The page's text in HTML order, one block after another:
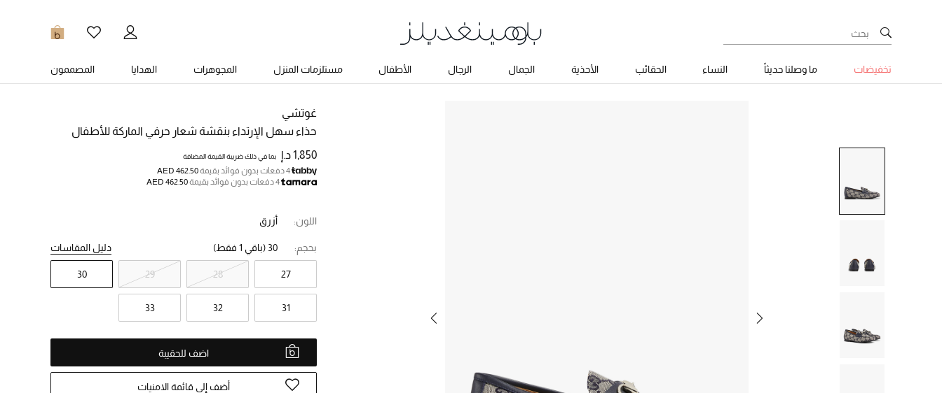
0
تخفيضات ما وصلنا حديثاً النساء الحقائب الأحذية الجمال الرجال الأطفال مستلزمات المنزل المجوهرات الهدايا المصممون
غوتشي
حذاء سهل الإرتداء بنقشة شعار حرفي الماركة للأطفال
1,850 د.إ
بما في ذلك ضريبة القيمة المضافة
4 دفعات بدون فوائد بقيمة
AED 462.50
4 دفعات بدون فوائد بقيمة
AED 462.50
اللون: أزرق
بحجم: 30 (باقي 1 فقط) دليل المقاسات
27
28
29
30
31
32
33
اضف للحقيبة
أضف إلى قائمة الامنيات